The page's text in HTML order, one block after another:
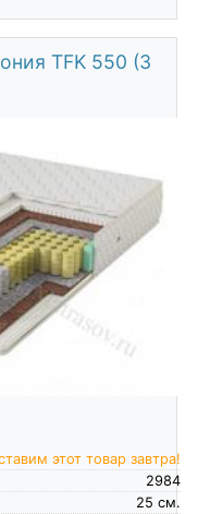
TFK 550 (3
этот товар завтра!
2984
см.
25